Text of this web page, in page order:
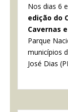
Nos dias 6
edição do
Cavernas
Parque
municípios
José Dias